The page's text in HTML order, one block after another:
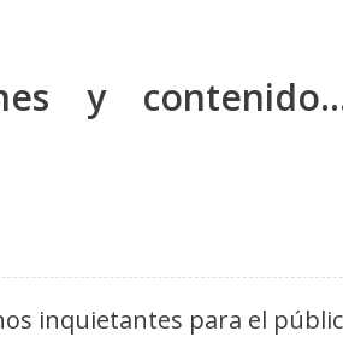
y
inquietantes para el